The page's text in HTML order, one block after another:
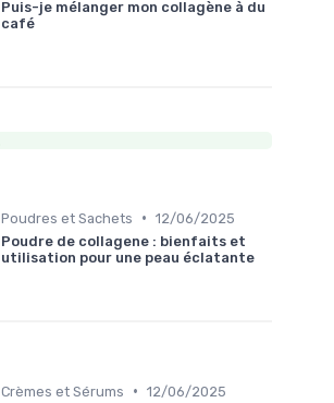
Puis-je mélanger mon collagène à du
café
Poudres et Sachets • 12/06/2025
Poudre de collagene : bienfaits et
utilisation pour une peau éclatante
Crèmes et Sérums • 12/06/2025